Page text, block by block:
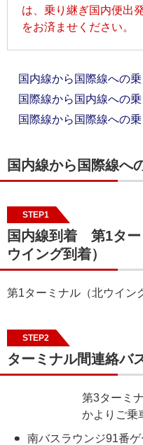
は、乗り継ぎ国内便出
をお済ませください。
国内線から国際線への
国際線から国内線への
国際線から国際線への
国内線から国際線へ
STEP1
国内線到着 第1ター
ウイング到着）
第1ターミナル（北ウイン
STEP2
ターミナル間連絡バ
第3ターミ
かよりご乗
南バスラウンジ91番ゲ